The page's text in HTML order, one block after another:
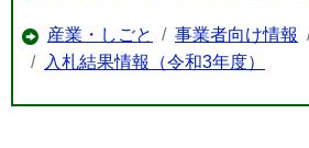
産業・しごと 事業者向け情報
入札結果情報（令和3年度）